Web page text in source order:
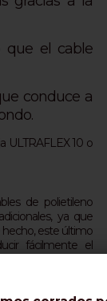
que el cable
conduce a
ULTRAFLEX 10 o
de polietileno
ya que
este último
fácilmente el
(o calentar la
electrónico